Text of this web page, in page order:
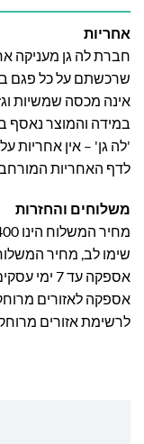
אחריות
שרכשתם על כל פגם
אינה מכסה שמשיות
במידה והמוצר נאסף
'לה גן' – אין אחריות
לדף האחריות
משלוחים והחזרות
מחיר המשלוח הינו 250-400 שח וייקבע על פי אזור מגוריכם.
שימו לב, מחיר
אספקה עד 7 ימי עסקים.
אספקה לאזורים מרוחקים 10-14 ימי
לרשימת אזורים